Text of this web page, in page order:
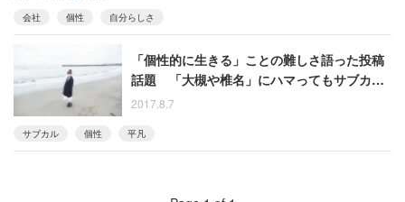
会社 個性 自分らしさ
「個性的に生きる」ことの難しさ語った投稿
話題 「大槻や椎名」にハマってもサブカル
典型例でしかない
2017.8.7
サブカル 個性 平凡